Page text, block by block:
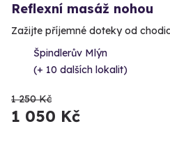
Reflexní masáž nohou
Zažijte příjemné doteky od
Špindlerův Mlýn
(+ 10 dalších lokalit)
1 250 Kč
1 050 Kč